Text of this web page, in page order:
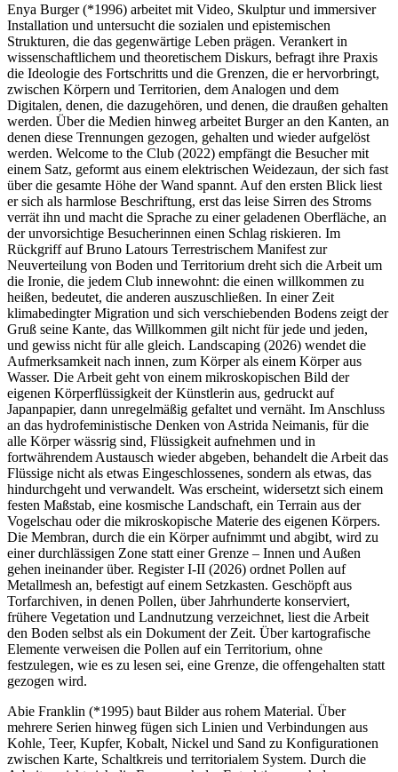
Enya Burger (*1996) arbeitet mit Video, Skulptur und immersiver
Installation und untersucht die sozialen und epistemischen
Strukturen, die das gegenwärtige Leben prägen. Verankert in
wissenschaftlichem und theoretischem Diskurs, befragt ihre Praxis
die Ideologie des Fortschritts und die Grenzen, die er hervorbringt,
zwischen Körpern und Territorien, dem Analogen und dem
Digitalen, denen, die dazugehören, und denen, die draußen gehalten
werden. Über die Medien hinweg arbeitet Burger an den Kanten, an
denen diese Trennungen gezogen, gehalten und wieder aufgelöst
werden. Welcome to the Club (2022) empfängt die Besucher mit
einem Satz, geformt aus einem elektrischen Weidezaun, der sich fast
über die gesamte Höhe der Wand spannt. Auf den ersten Blick liest
er sich als harmlose Beschriftung, erst das leise Sirren des Stroms
verrät ihn und macht die Sprache zu einer geladenen Oberfläche, an
der unvorsichtige Besucherinnen einen Schlag riskieren. Im
Rückgriff auf Bruno Latours Terrestrischem Manifest zur
Neuverteilung von Boden und Territorium dreht sich die Arbeit um
die Ironie, die jedem Club innewohnt: die einen willkommen zu
heißen, bedeutet, die anderen auszuschließen. In einer Zeit
klimabedingter Migration und sich verschiebenden Bodens zeigt der
Gruß seine Kante, das Willkommen gilt nicht für jede und jeden,
und gewiss nicht für alle gleich. Landscaping (2026) wendet die
Aufmerksamkeit nach innen, zum Körper als einem Körper aus
Wasser. Die Arbeit geht von einem mikroskopischen Bild der
eigenen Körperflüssigkeit der Künstlerin aus, gedruckt auf
Japanpapier, dann unregelmäßig gefaltet und vernäht. Im Anschluss
an das hydrofeministische Denken von Astrida Neimanis, für die
alle Körper wässrig sind, Flüssigkeit aufnehmen und in
fortwährendem Austausch wieder abgeben, behandelt die Arbeit das
Flüssige nicht als etwas Eingeschlossenes, sondern als etwas, das
hindurchgeht und verwandelt. Was erscheint, widersetzt sich einem
festen Maßstab, eine kosmische Landschaft, ein Terrain aus der
Vogelschau oder die mikroskopische Materie des eigenen Körpers.
Die Membran, durch die ein Körper aufnimmt und abgibt, wird zu
einer durchlässigen Zone statt einer Grenze – Innen und Außen
gehen ineinander über. Register I-II (2026) ordnet Pollen auf
Metallmesh an, befestigt auf einem Setzkasten. Geschöpft aus
Torfarchiven, in denen Pollen, über Jahrhunderte konserviert,
frühere Vegetation und Landnutzung verzeichnet, liest die Arbeit
den Boden selbst als ein Dokument der Zeit. Über kartografische
Elemente verweisen die Pollen auf ein Territorium, ohne
festzulegen, wie es zu lesen sei, eine Grenze, die offengehalten statt
gezogen wird.
Abie Franklin (*1995) baut Bilder aus rohem Material. Über
mehrere Serien hinweg fügen sich Linien und Verbindungen aus
Kohle, Teer, Kupfer, Kobalt, Nickel und Sand zu Konfigurationen
zwischen Karte, Schaltkreis und territorialem System. Durch die